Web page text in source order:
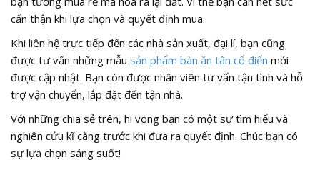
cẩn thận khi lựa chọn và quyết định mua.
Khi liên hệ trực tiếp đến các nhà sản xuất, đại lí, bạn cũng
được tư vấn những mẫu sản phẩm bàn ăn tân cổ điển mới
được cập nhật. Bạn còn được nhân viên tư vấn tận tình và hỗ
trợ vận chuyển, lắp đặt đến tận nhà.
Với những chia sẻ trên, hi vọng bạn có một sự tìm hiểu và
nghiên cứu kĩ càng trước khi đưa ra quyết định. Chúc bạn có
sự lựa chọn sáng suốt!